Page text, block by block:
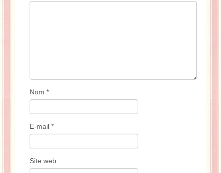
Nom *
E-mail *
Site web